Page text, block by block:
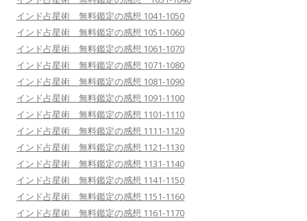
インド占星術 無料鑑定の感想 1041-1050
インド占星術 無料鑑定の感想 1051-1060
インド占星術 無料鑑定の感想 1061-1070
インド占星術 無料鑑定の感想 1071-1080
インド占星術 無料鑑定の感想 1081-1090
インド占星術 無料鑑定の感想 1091-1100
インド占星術 無料鑑定の感想 1101-1110
インド占星術 無料鑑定の感想 1111-1120
インド占星術 無料鑑定の感想 1121-1130
インド占星術 無料鑑定の感想 1131-1140
インド占星術 無料鑑定の感想 1141-1150
インド占星術 無料鑑定の感想 1151-1160
インド占星術 無料鑑定の感想 1161-1170